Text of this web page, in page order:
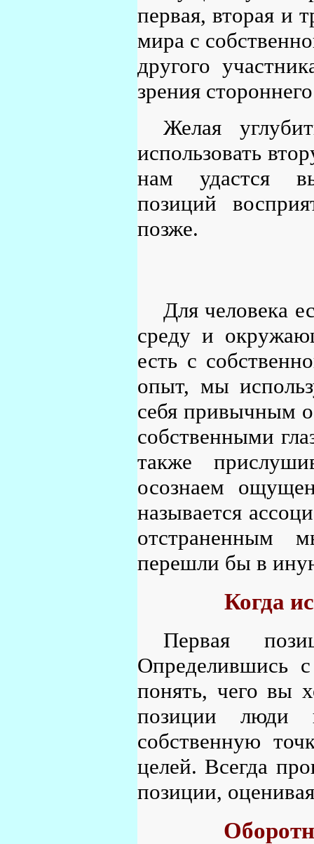
первая, вторая и
мира с
другого
зрения
Желая
использовать
нам удастся
позиций
позже.
Для человека
среду и
есть с
опыт, мы
себя привычным
собственными
также
осознаем
называется
отстраненным
перешли бы в
Когда
Первая
Определившись
понять, чего вы
позиции люди
собственную
целей. Всегда
позиции,